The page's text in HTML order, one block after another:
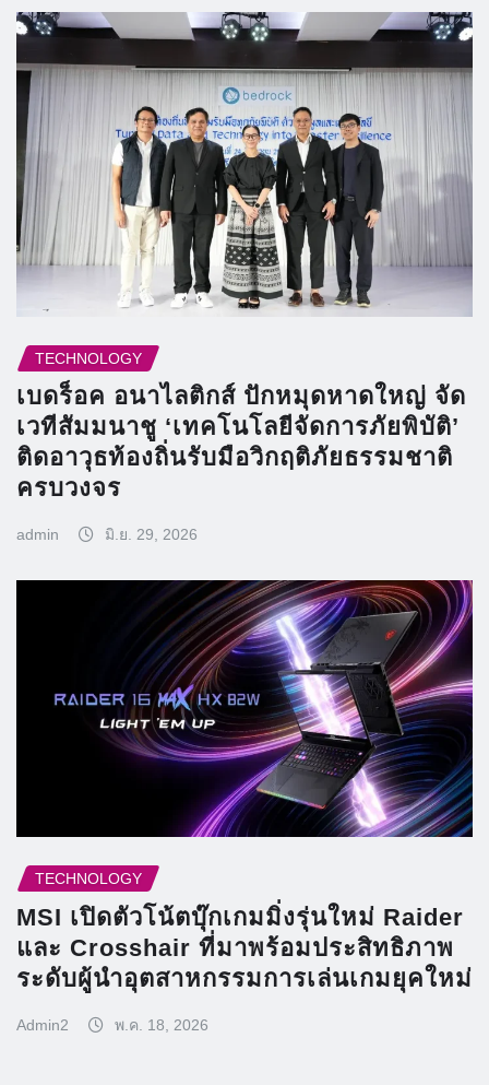
TECHNOLOGY
เบดร็อค อนาไลติกส์ ปักหมุดหาดใหญ่ จัด
เวทีสัมมนาชู ‘เทคโนโลยีจัดการภัยพิบัติ’
ติดอาวุธท้องถิ่นรับมือวิกฤติภัยธรรมชาติ
ครบวงจร
admin มิ.ย. 29, 2026
TECHNOLOGY
MSI เปิดตัวโน้ตบุ๊กเกมมิ่งรุ่นใหม่ Raider
และ Crosshair ที่มาพร้อมประสิทธิภาพ
ระดับผู้นำอุตสาหกรรมการเล่นเกมยุคใหม่
Admin2 พ.ค. 18, 2026